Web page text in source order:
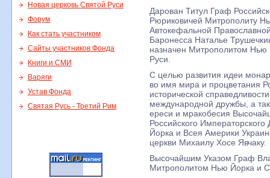
Новая церковь Святой Руси
Форум
Как стать участником
Сайты участников Фонда
Книги и СМИ
Варяги
Устав Фонда
Святая Русь - Третий Рим
Дарован Титул Граф
Рюриковичей Митрополиту
Автокефальной
Баронесса Наталье
назначен Митрополитом
Руси.
С целью развития идеи
во имя мира и процветания
исторической
международной дружбы, а
ереси и мракобесия
Российского
Йорка и Всея Америки
церкви Михаилу Хосе Явчаку.
Высочайшим Указом Граф
Митрополитом Нью Йорка и